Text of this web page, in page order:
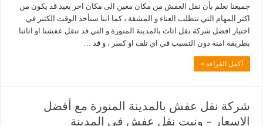
جميعنا نعلم بأن نقل العفش من مكان معين الى مكان اخر بعيد قد يكون من
اكثر المهام التي تتطلب العناء و المشقة ، كما اننا سنأخذ الوقت الكثير في
اختيار افضل شركة نقل اثاث بالمدينة المنورة و التي قد تنقل عفشنا او اثاثنا
بطريقة امنة دون التسبب في اي تلف او كسر ، و قد …
أكمل القراءة »
شركة نقل عفش بالمدينة المنورة مع أفضل
الاسعار – ونيت نقل عفش فى المدينة